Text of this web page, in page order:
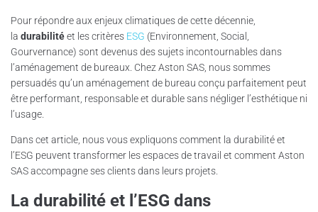
Pour répondre aux enjeux climatiques de cette décennie,
la durabilitéet les critères ESG (Environnement, Social,
Gourvernance) sont devenus des sujets incontournables dans
l’aménagement de bureaux. Chez Aston SAS, nous sommes
persuadés qu’un aménagement de bureau conçu parfaitement peut
être performant, responsable et durable sans négliger l’esthétique ni
l’usage.
Dans cet article, nous vous expliquons comment la durabilité et
l’ESG peuvent transformer les espaces de travail et comment Aston
SAS accompagne ses clients dans leurs projets.
La durabilité et l’ESG dans